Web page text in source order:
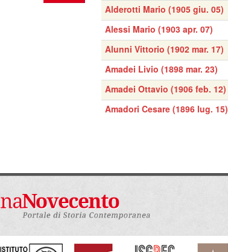
Alderotti Mario (1905 giu. 05)
Alessi Mario (1903 apr. 07)
Alunni Vittorio (1902 mar. 17)
Amadei Livio (1898 mar. 23)
Amadei Ottavio (1906 feb. 12)
Amadori Cesare (1896 lug. 15)